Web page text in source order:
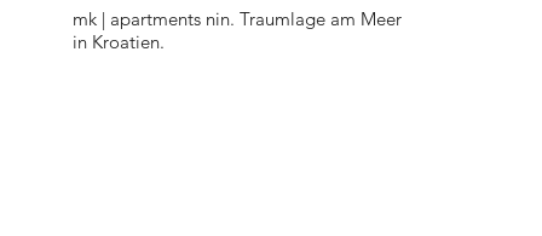
mk | apartments nin. Traumlage am Meer
in Kroatien.